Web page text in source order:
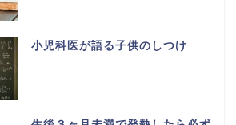
小児科医が語る子供のしつけ